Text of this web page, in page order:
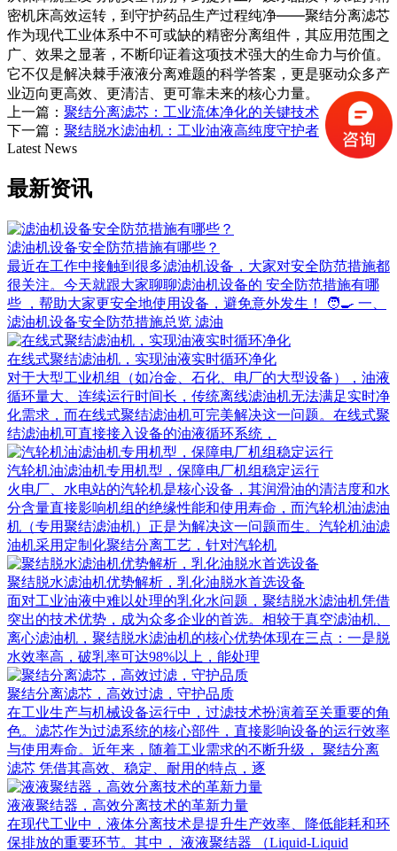
密机床高效运转，到守护药品生产过程纯净——聚结分离滤芯
作为现代工业体系中不可或缺的精密分离组件，其应用范围之
广、效果之显著，不断印证着这项技术强大的生命力与价值。
它不仅是解决棘手液液分离难题的科学答案，更是驱动众多产
业迈向更高效、更清洁、更可靠未来的核心力量。
上一篇： 聚结分离滤芯：工业流体净化的关键技术
下一篇： 聚结脱水滤油机：工业油液高纯度守护者
Latest News
最新资讯
滤油机设备安全防范措施有哪些？
最近在工作中接触到很多滤油机设备，大家对安全防范措施都
很关注。今天就跟大家聊聊滤油机设备的 安全防范措施有哪
些 ，帮助大家更安全地使用设备，避免意外发生！ 🧑‍🍳 一、
滤油机设备安全防范措施总览 滤油
在线式聚结滤油机，实现油液实时循环净化
对于大型工业机组（如冶金、石化、电厂的大型设备），油液
循环量大、连续运行时间长，传统离线滤油机无法满足实时净
化需求，而在线式聚结滤油机可完美解决这一问题。在线式聚
结滤油机可直接接入设备的油液循环系统，
汽轮机油滤油机专用机型，保障电厂机组稳定运行
火电厂、水电站的汽轮机是核心设备，其润滑油的清洁度和水
分含量直接影响机组的绝缘性能和使用寿命，而汽轮机油滤油
机（专用聚结滤油机）正是为解决这一问题而生。汽轮机油滤
油机采用定制化聚结分离工艺，针对汽轮机
聚结脱水滤油机优势解析，乳化油脱水首选设备
面对工业油液中难以处理的乳化水问题，聚结脱水滤油机凭借
突出的技术优势，成为众多企业的首选。相较于真空滤油机、
离心滤油机，聚结脱水滤油机的核心优势体现在三点：一是脱
水效率高，破乳率可达98%以上，能处理
聚结分离滤芯，高效过滤，守护品质
在工业生产与机械设备运行中，过滤技术扮演着至关重要的角
色。滤芯作为过滤系统的核心部件，直接影响设备的运行效率
与使用寿命。近年来，随着工业需求的不断升级， 聚结分离
滤芯 凭借其高效、稳定、耐用的特点，逐
液液聚结器，高效分离技术的革新力量
在现代工业中，液体分离技术是提升生产效率、降低能耗和环
保排放的重要环节。其中， 液液聚结器 （Liquid-Liquid